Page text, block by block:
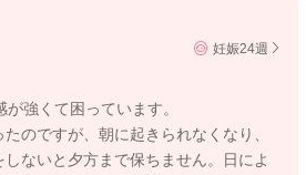
妊娠24週
強くて困っています。
のですが、朝に起きられなくなり、
ないと夕方まで保ちません。日によ